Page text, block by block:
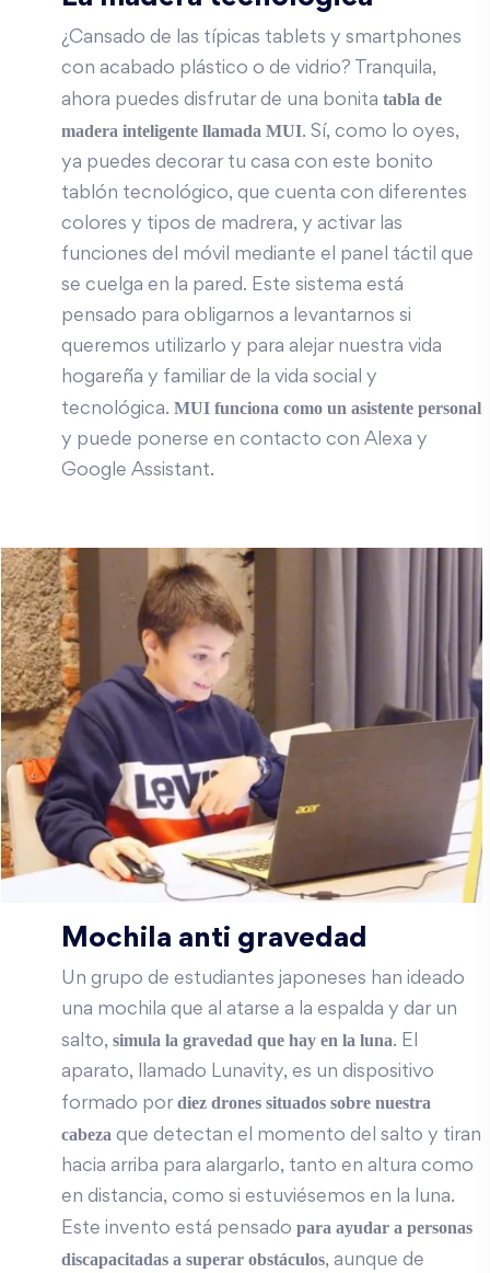
¿Cansado de las típicas tablets y smartphones
con acabado plástico o de vidrio? Tranquila,
ahora puedes disfrutar de una bonita tabla de
madera inteligente llamada MUI. Sí, como lo oyes,
ya puedes decorar tu casa con este bonito
tablón tecnológico, que cuenta con diferentes
colores y tipos de madrera, y activar las
funciones del móvil mediante el panel táctil que
se cuelga en la pared. Este sistema está
pensado para obligarnos a levantarnos si
queremos utilizarlo y para alejar nuestra vida
hogareña y familiar de la vida social y
tecnológica. MUI funciona como un asistente personal
y puede ponerse en contacto con Alexa y
Google Assistant.
Mochila anti gravedad
Un grupo de estudiantes japoneses han ideado
una mochila que al atarse a la espalda y dar un
salto, simula la gravedad que hay en la luna. El
aparato, llamado Lunavity, es un dispositivo
formado pordiez drones situados sobre nuestra
cabeza que detectan el momento del salto y tiran
hacia arriba para alargarlo, tanto en altura como
en distancia, como si estuviésemos en la luna.
Este invento está pensado para ayudar a personas
discapacitadas a superar obstáculos, aunque de